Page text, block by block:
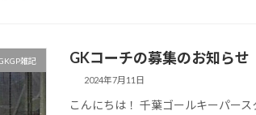
雑記 GKコーチの募集のお知らせ
2024年7月11日
こんにちは！ 千葉ゴールキーパー